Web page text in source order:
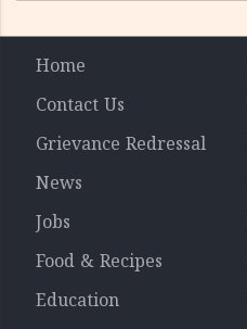
Home
Contact Us
Grievance Redressal
News
Jobs
Food & Recipes
Education